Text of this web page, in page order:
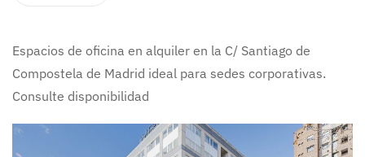
Espacios de oficina en alquiler en la C/ Santiago de
Compostela de Madrid ideal para sedes corporativas.
Consulte disponibilidad